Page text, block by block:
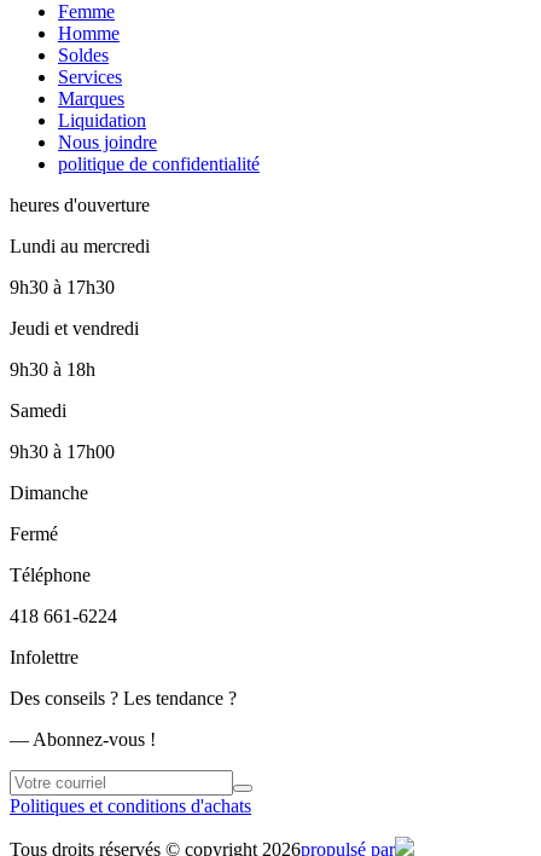
Femme
Homme
Soldes
Services
Marques
Liquidation
Nous joindre
politique de confidentialité
heures d'ouverture
Lundi au mercredi
9h30 à 17h30
Jeudi et vendredi
9h30 à 18h
Samedi
9h30 à 17h00
Dimanche
Fermé
Téléphone
418 661-6224
Infolettre
Des conseils ? Les tendance ?
― Abonnez-vous !
Politiques et conditions d'achats
Tous droits réservés © copyright 2026propulsé par